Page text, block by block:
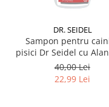
DR. SEIDEL
Sampon pentru
pisici Dr Seidel cu
220 ml
40,00 Lei
22,99 Lei